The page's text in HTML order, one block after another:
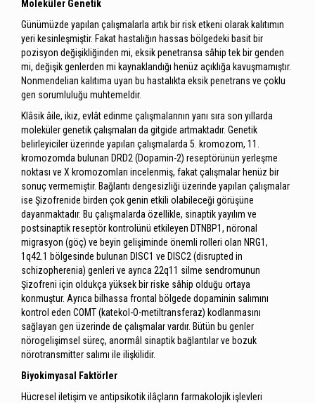
Moleküler Genetik
Günümüzde yapılan çalışmalarla artık bir risk etkeni olarak kalıtımın
yeri kesinleşmiştir. Fakat hastalığın hassas bölgedeki basit bir
pozisyon değişikliğinden mi, eksik penetransa sâhip tek bir genden
mi, değişik genlerden mi kaynaklandığı henüz açıklığa kavuşmamıştır.
Nonmendelian kalıtıma uyan bu hastalıkta eksik penetrans ve çoklu
gen sorumluluğu muhtemeldir.
Klâsik âile, ikiz, evlât edinme çalışmalarının yanı sıra son yıllarda
moleküler genetik çalışmaları da gitgide artmaktadır. Genetik
belirleyiciler üzerinde yapılan çalışmalarda 5. kromozom, 11.
kromozomda bulunan DRD2 (Dopamin-2) reseptörünün yerleşme
noktası ve X kromozomları incelenmiş, fakat çalışmalar henüz bir
sonuç vermemiştir. Bağlantı dengesizliği üzerinde yapılan çalışmalar
ise Şizofrenide birden çok genin etkili olabileceği görüşüne
dayanmaktadır. Bu çalışmalarda özellikle, sinaptik yayılım ve
postsinaptik reseptör kontrolünü etkileyen DTNBP1, nöronal
migrasyon (göç) ve beyin gelişiminde önemli rolleri olan NRG1,
1q42.1 bölgesinde bulunan DISC1 ve DISC2 (disrupted in
schizopherenia) genleri ve ayrıca 22q11 silme sendromunun
Şizofreni için oldukça yüksek bir riske sâhip olduğu ortaya
konmuştur. Ayrıca bilhassa frontal bölgede dopaminin salımını
kontrol eden COMT (katekol-O-metiltransferaz) kodlanmasını
sağlayan gen üzerinde de çalışmalar vardır. Bütün bu genler
nörogelişimsel süreç, anormâl sinaptik bağlantılar ve bozuk
nörotransmitter salımı ile ilişkilidir.
Biyokimyasal Faktörler
Hücresel iletişim ve antipsikotik ilâçların farmakolojik işlevleri